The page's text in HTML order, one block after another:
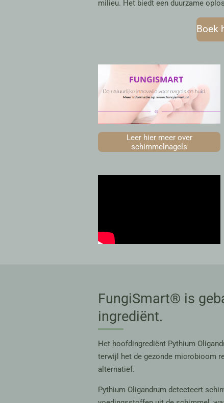
milieu. Het biedt een duurzame
Boek
Leer hier meer over
schimmelnagels
FungiSmart® is
ingrediënt.
Het hoofdingrediënt Pythium
terwijl het de gezonde microbioom
alternatief.
Pythium Oligandrum detecteert